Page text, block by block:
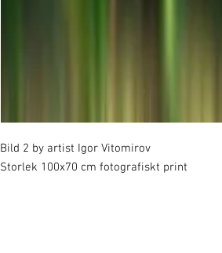
Bild 2 by artist Igor Vitomirov
Storlek 100x70 cm fotografiskt print